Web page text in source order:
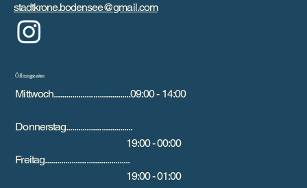
Öffnungszeiten
Mittwoch.....................................09:00 - 14:00
Donnerstag................................
19:00 - 00:00
Freitag.........................................
19:00 - 01:00
stadtkrone.bodensee@gmail.com